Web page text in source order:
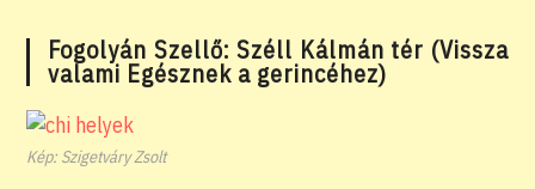
Fogolyán Szellő: Széll Kálmán tér (Vissza
valami Egésznek a gerincéhez)
Kép: Szigetváry Zsolt